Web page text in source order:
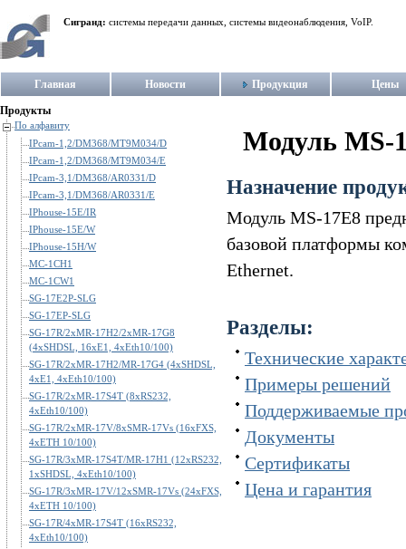
Сигранд: системы передачи данных, системы видеонаблюдения, VoIP.
Главная Новости Продукция Цены
Продукты
По алфавиту
IPcam-1,2/DM368/MT9M034/D
IPcam-1,2/DM368/MT9M034/E
IPcam-3,1/DM368/AR0331/D
IPcam-3,1/DM368/AR0331/E
IPhouse-15E/IR
IPhouse-15E/W
IPhouse-15H/W
MC-1CH1
MC-1CW1
SG-17E2P-SLG
SG-17EP-SLG
SG-17R/2xMR-17H2/2xMR-17G8
(4xSHDSL, 16xE1, 4xEth10/100)
SG-17R/2xMR-17H2/MR-17G4 (4xSHDSL,
4xE1, 4xEth10/100)
SG-17R/2xMR-17S4T (8xRS232,
4xEth10/100)
SG-17R/2xMR-17V/8xSMR-17Vs (16xFXS,
4xETH 10/100)
SG-17R/3xMR-17S4T/MR-17H1 (12xRS232,
1xSHDSL, 4xEth10/100)
SG-17R/3xMR-17V/12xSMR-17Vs (24xFXS,
4xETH 10/100)
SG-17R/4xMR-17S4T (16xRS232,
4xEth10/100)
Модуль MS-
Назначение
Модуль MS-17E8
базовой платформы
Ethernet.
Разделы:
Технические
Примеры решений
Поддерживаемые
Документы
Сертификаты
Цена и гарантия